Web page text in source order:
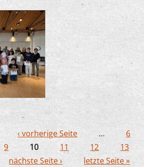
im Ratssaal
- vielfältig talentiert
‹ vorherige Seite …
6
9 10 11 12
13
nächste Seite › letzte Seite »